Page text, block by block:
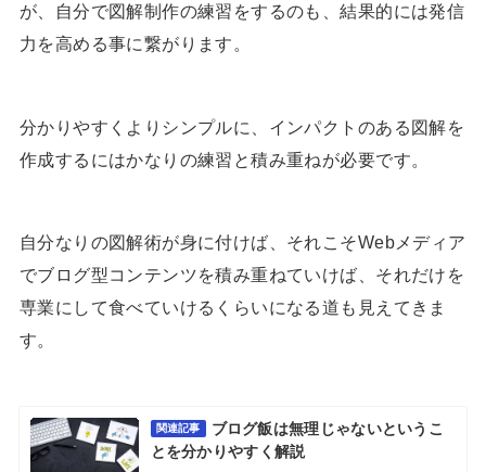
が、自分で図解制作の練習をするのも、結果的には発信
力を高める事に繋がります。
分かりやすくよりシンプルに、インパクトのある図解を
作成するにはかなりの練習と積み重ねが必要です。
自分なりの図解術が身に付けば、それこそWebメディア
でブログ型コンテンツを積み重ねていけば、それだけを
専業にして食べていけるくらいになる道も見えてきま
す。
関連記事
ブログ飯は無理じゃないというこ
とを分かりやすく解説